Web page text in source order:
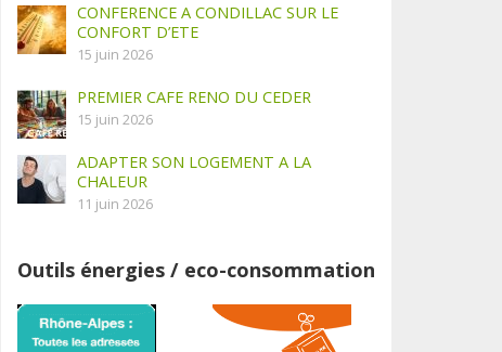
CONFERENCE A CONDILLAC SUR LE
CONFORT D’ETE
15 juin 2026
PREMIER CAFE RENO DU CEDER
15 juin 2026
ADAPTER SON LOGEMENT A LA
CHALEUR
11 juin 2026
Outils énergies / eco-consommation